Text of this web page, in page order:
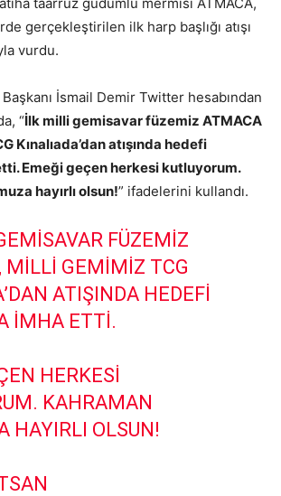
gerçekleştirilen ilk harp başlığı atışı
vurdu.
İsmail Demir Twitter hesabından
“İlk milli gemisavar füzemiz ATMACA
Kınalıada’dan atışında hedefi
Emeği geçen herkesi kutluyorum.
hayırlı olsun!” ifadelerini kullandı.
FÜZEMIZ
, MILLI GEMIMIZ TCG
ATIŞINDA HEDEFI
IMHA ETTI.
HERKESI
KAHRAMAN
HAYIRLI OLSUN!